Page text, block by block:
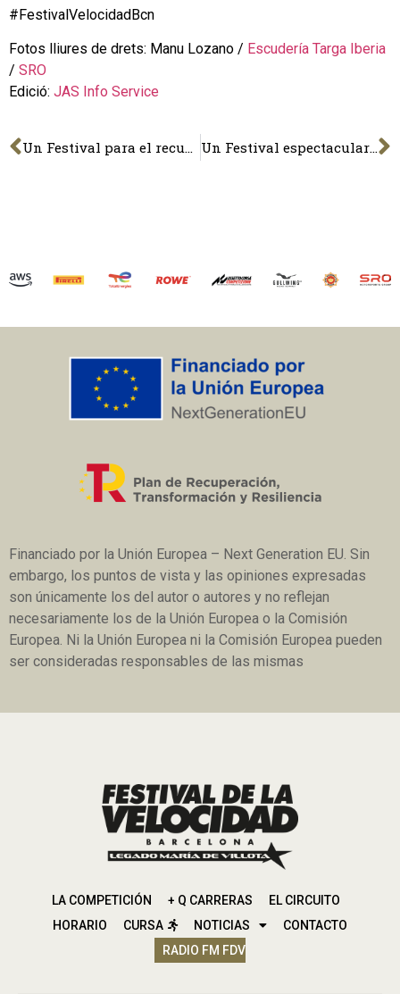
#FestivalVelocidadBcn
Fotos lliures de drets: Manu Lozano / Escudería Targa Iberia
/ SRO
Edició: JAS Info Service
Un Festival para el recuerdo Un Festival espectacular y solidario, con grandísimo ambiente
Financiado por la Unión Europea – Next Generation EU. Sin
embargo, los puntos de vista y las opiniones expresadas
son únicamente los del autor o autores y no reflejan
necesariamente los de la Unión Europea o la Comisión
Europea. Ni la Unión Europea ni la Comisión Europea pueden
ser consideradas responsables de las mismas
LA COMPETICIÓN + Q CARRERAS
EL CIRCUITO
HORARIO
CURSA NOTICIAS
CONTACTO
RADIO FM FDV